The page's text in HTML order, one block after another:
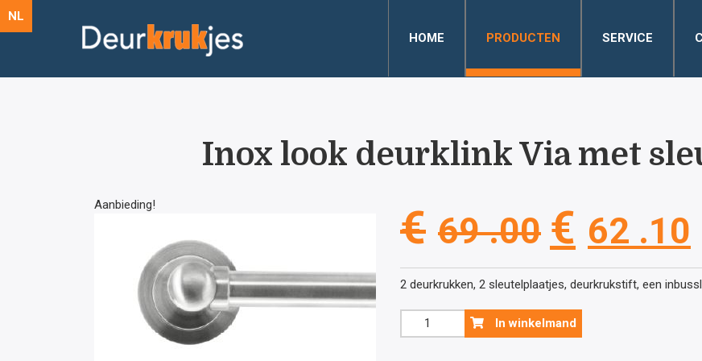
NL
HOME
PRODUCTEN SERVICE
Inox look deurklink Via met
Aanbieding! € 69 .00
prijs
was:
€ 62 .10
2 deurkrukken, 2 sleutelplaatjes, deurkrukstift, een
look
In winkelmand